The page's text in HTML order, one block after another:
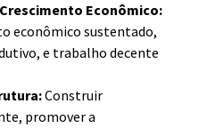
Econômico:
econômico sustentado,
e trabalho decente
Construir
promover a